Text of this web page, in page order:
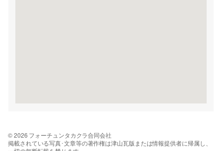
© 2026 フォーチュンタカクラ合同会社
掲載されている写真･文章等の著作権は津山瓦版または情報提供者に帰属し、